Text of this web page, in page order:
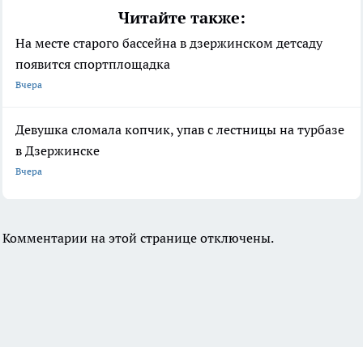
Читайте также:
На месте старого бассейна в дзержинском детсаду
появится спортплощадка
Вчера
Девушка сломала копчик, упав с лестницы на турбазе
в Дзержинске
Вчера
Комментарии на этой странице отключены.